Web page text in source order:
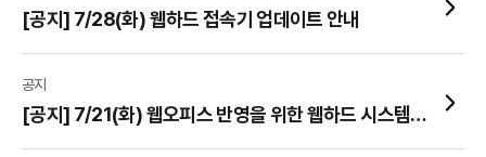
[공지] 7/28(화) 웹하드 접속기 업데이트 안내
공지
[공지] 7/21(화) 웹오피스 반영을 위한 웹하드 시스템